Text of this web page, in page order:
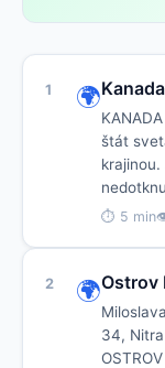
1 🌍Kanada
štát
⏱ 5 min
2 🌍Ostrov
34,